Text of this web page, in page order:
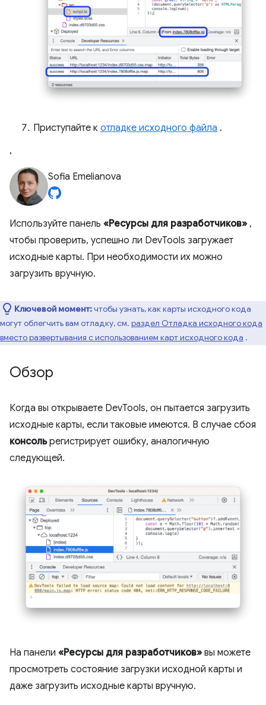
Приступайте к отладке исходного файла .
,
Sofia Emelianova
Используйте панель «Ресурсы для разработчиков» ,
чтобы проверить, успешно ли DevTools загружает
исходные карты. При необходимости их можно
загрузить вручную.
Ключевой момент:чтобы узнать, как карты исходного кода
могут облегчить вам отладку, см. раздел Отладка исходного кода
вместо развертывания с использованием карт исходного кода .
Обзор
Когда вы открываете DevTools, он пытается загрузить
исходные карты, если таковые имеются. В случае сбоя
консольрегистрирует ошибку, аналогичную
следующей.
На панели «Ресурсы для разработчиков» вы можете
просмотреть состояние загрузки исходной карты и
даже загрузить исходные карты вручную.